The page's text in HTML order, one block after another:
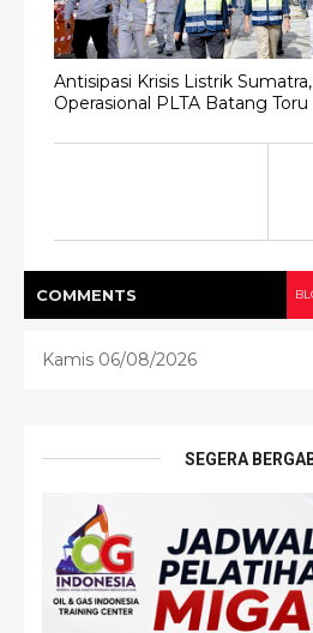
Antisipasi Krisis Listrik
Operasional PLTA Batang Toru
COMMENTS
Kamis 06/08/2026
SEGERA